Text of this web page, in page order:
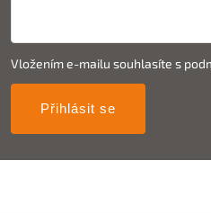
Vložením e-mailu souhlasíte s
Přihlásit se